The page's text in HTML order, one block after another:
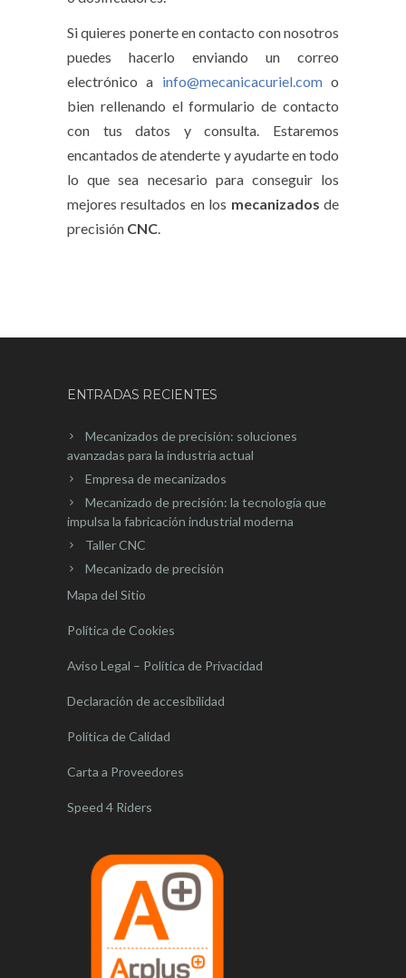
Si quieres ponerte en contacto con nosotros
puedes hacerlo enviando un correo
electrónico a info@mecanicacuriel.como
bien rellenando el formulario de contacto
con tus datos y consulta. Estaremos
encantados de atenderte y ayudarte en todo
lo que sea necesario para conseguir los
mejores resultados en los mecanizados de
precisión CNC.
ENTRADAS RECIENTES
Mecanizados de precisión: soluciones
avanzadas para la industria actual
Empresa de mecanizados
Mecanizado de precisión: la tecnología que
impulsa la fabricación industrial moderna
Taller CNC
Mecanizado de precisión
Mapa del Sitio
Política de Cookies
Aviso Legal – Política de Privacidad
Declaración de accesibilidad
Política de Calidad
Carta a Proveedores
Speed 4 Riders